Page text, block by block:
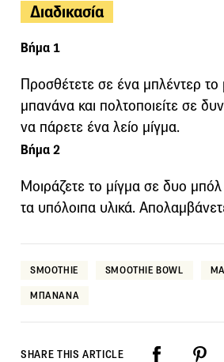
Διαδικασία
Βήμα 1
Προσθέτετε σε ένα μπλέντερ το
μπανάνα και πολτοποιείτε σε
να πάρετε ένα λείο μίγμα.
Βήμα 2
Μοιράζετε το μίγμα σε δυο μπόλ
τα υπόλοιπα υλικά.
SMOOTHIE SMOOTHIE BOWL
ΜΠΑΝΑΝΑ
SHARE THIS ARTICLE